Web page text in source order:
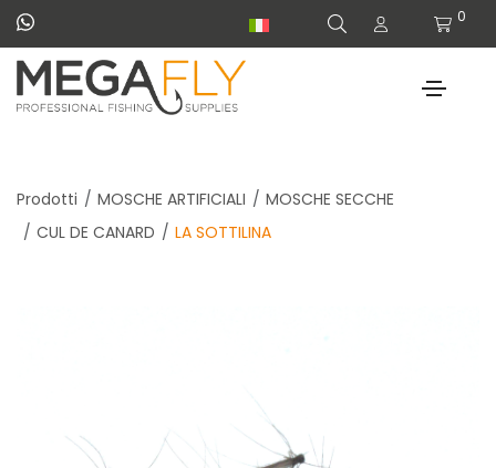
0
Prodotti MOSCHE ARTIFICIALI
MOSCHE SECCHE
CUL DE CANARD
LA SOTTILINA